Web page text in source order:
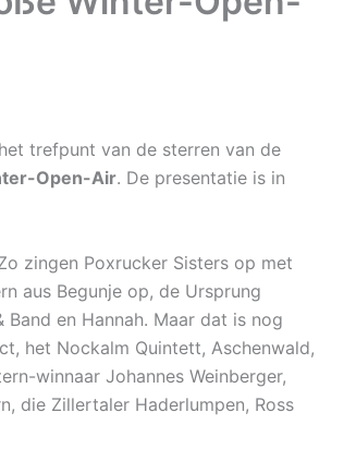
trefpunt van de sterren van de
Open-Air. De presentatie is in
zingen Poxrucker Sisters op met
aus Begunje op, de Ursprung
Band en Hannah. Maar dat is nog
het Nockalm Quintett, Aschenwald,
winnaar Johannes Weinberger,
die Zillertaler Haderlumpen, Ross